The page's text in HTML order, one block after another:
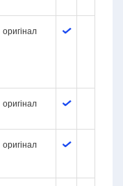
оригінал
оригінал
оригінал